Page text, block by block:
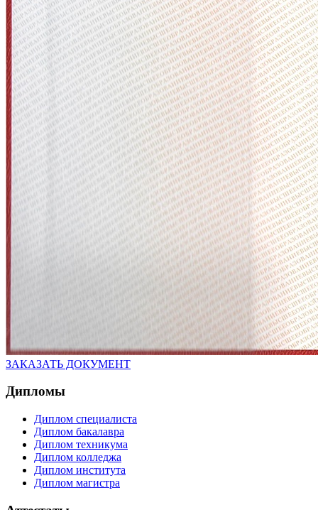
ЗАКАЗАТЬ ДОКУМЕНТ
Дипломы
Диплом специалиста
Диплом бакалавра
Диплом техникума
Диплом колледжа
Диплом института
Диплом магистра